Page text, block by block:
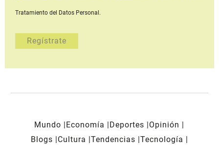
Tratamiento del Datos Personal.
Mundo Economía Deportes
Opinión
Blogs
Cultura Tendencias Tecnología